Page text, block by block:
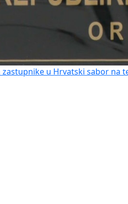
zastupnike u Hrvatski sabor na